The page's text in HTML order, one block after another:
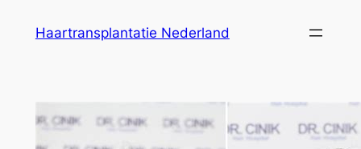
Haartransplantatie Nederland